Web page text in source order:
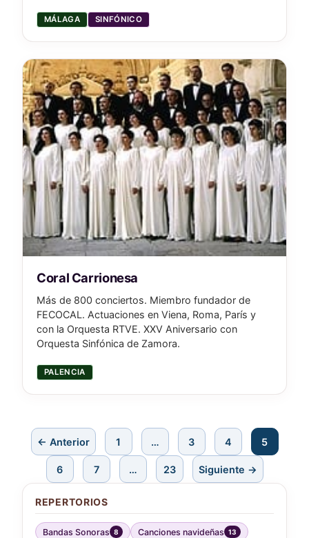
REPERTORIOS
Bandas Sonoras 8 Canciones navideñas 13
MÁLAGA SINFÓNICO
Coral Carrionesa
Más de 800 conciertos. Miembro fundador de
FECOCAL. Actuaciones en Viena, Roma, París y
con la Orquesta RTVE. XXV Aniversario con
Orquesta Sinfónica de Zamora.
PALENCIA
← Anterior 1 … 3 4 5
6 7 … 23 Siguiente →